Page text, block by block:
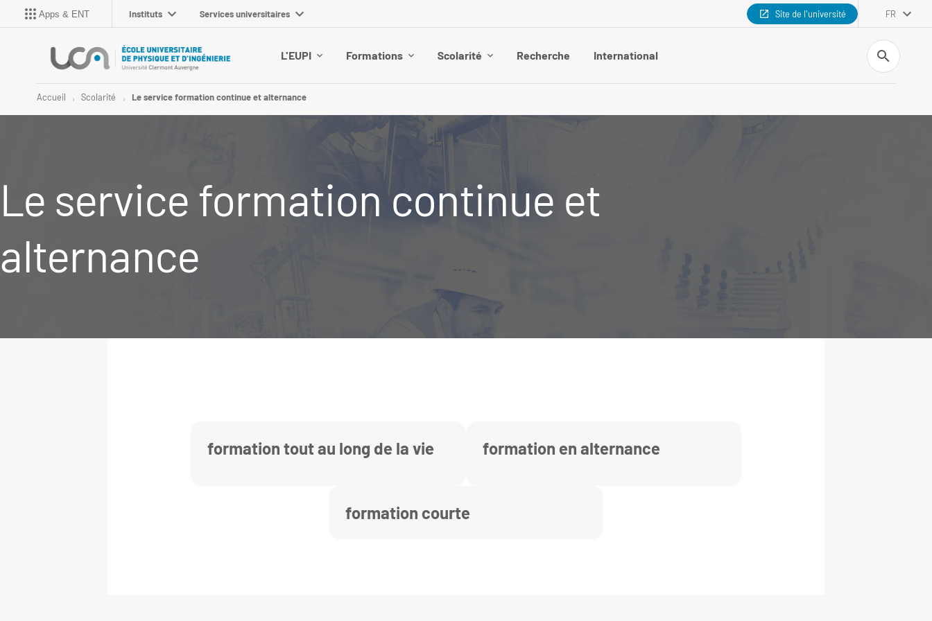
Apps & ENT Instituts Services universitaires Site de l'université FR
L'EUPI Formations Scolarité Recherche International
Recherche
Accueil Scolarité Le service formation continue et alternance
Le service formation continue et
alternance
formation tout au long de la vie formation en alternance
formation courte